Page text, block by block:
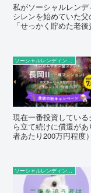
私がソーシャルレン
シレンを始めていた父
「せっかく貯めた老
ソーシャルレンディングの話題
現在一番投資してい
ら立て続けに償還が
者あたり200万円程度
ソーシャルレンディングの話題